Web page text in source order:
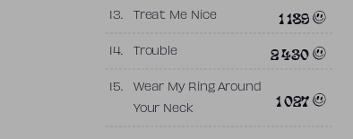
13. Treat Me Nice 1 189
14. Trouble 2 430
15.
Wear My Ring Around
Your Neck
1 027